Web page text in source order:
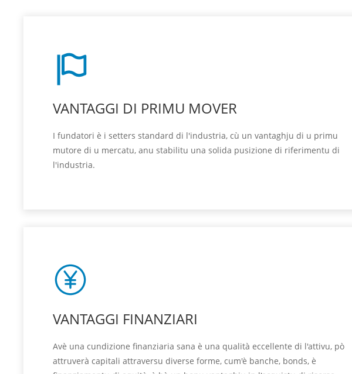
VANTAGGI DI PRIMU MOVER
I fundatori è i setters standard di l'industria, cù un vantaghju di u primu
mutore di u mercatu, anu stabilitu una solida pusizione di riferimentu di
l'industria.
VANTAGGI FINANZIARI
Avè una cundizione finanziaria sana è una qualità eccellente di l'attivu, pò
attruverà capitali attraversu diverse forme, cum'è banche, bonds, è